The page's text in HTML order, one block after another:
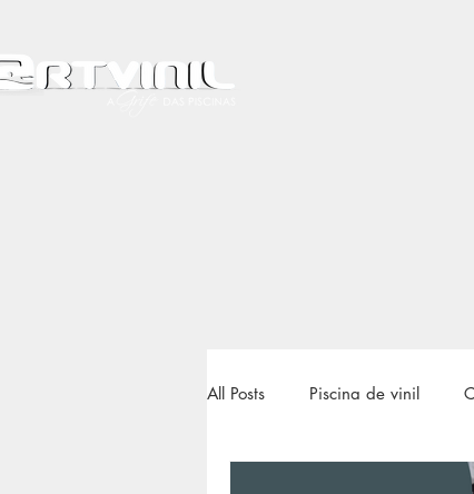
All Posts Piscina de vinil